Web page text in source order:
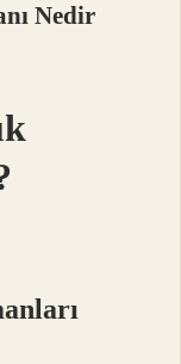
Nedir